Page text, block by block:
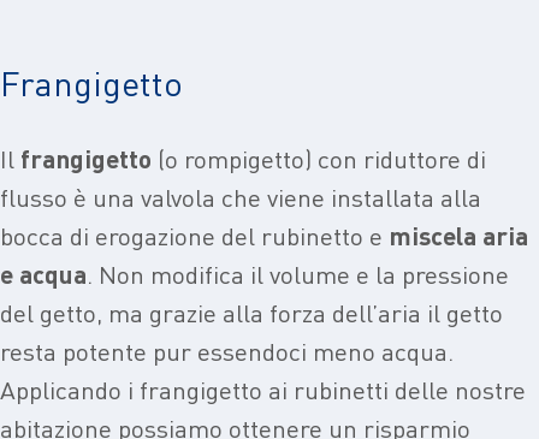
Frangigetto
Il frangigetto (o rompigetto) con riduttore di
flusso è una valvola che viene installata alla
bocca di erogazione del rubinetto e miscela aria
e acqua. Non modifica il volume e la pressione
del getto, ma grazie alla forza dell’aria il getto
resta potente pur essendoci meno acqua.
Applicando i frangigetto ai rubinetti delle nostre
abitazione possiamo ottenere un risparmio